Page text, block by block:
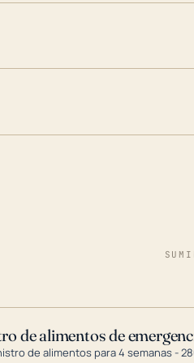
de alimentos de
de alimentos para 4 semanas -